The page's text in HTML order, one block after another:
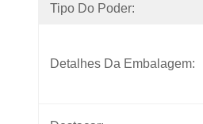
Tipo Do Poder:
Detalhes Da Embalagem: